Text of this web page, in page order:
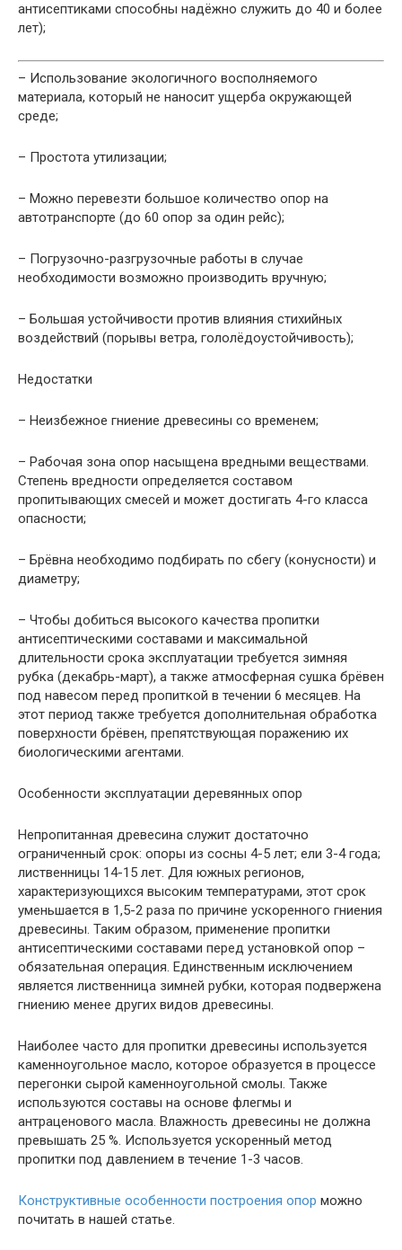
антисептиками способны надёжно служить до 40 и более
лет);
– Использование экологичного восполняемого
материала, который не наносит ущерба окружающей
среде;
– Простота утилизации;
– Можно перевезти большое количество опор на
автотранспорте (до 60 опор за один рейс);
– Погрузочно-разгрузочные работы в случае
необходимости возможно производить вручную;
– Большая устойчивости против влияния стихийных
воздействий (порывы ветра, гололёдоустойчивость);
Недостатки
– Неизбежное гниение древесины со временем;
– Рабочая зона опор насыщена вредными веществами.
Степень вредности определяется составом
пропитывающих смесей и может достигать 4-го класса
опасности;
– Брёвна необходимо подбирать по сбегу (конусности) и
диаметру;
– Чтобы добиться высокого качества пропитки
антисептическими составами и максимальной
длительности срока эксплуатации требуется зимняя
рубка (декабрь-март), а также атмосферная сушка брёвен
под навесом перед пропиткой в течении 6 месяцев. На
этот период также требуется дополнительная обработка
поверхности брёвен, препятствующая поражению их
биологическими агентами.
Особенности эксплуатации деревянных опор
Непропитанная древесина служит достаточно
ограниченный срок: опоры из сосны 4-5 лет; ели 3-4 года;
лиственницы 14-15 лет. Для южных регионов,
характеризующихся высоким температурами, этот срок
уменьшается в 1,5-2 раза по причине ускоренного гниения
древесины. Таким образом, применение пропитки
антисептическими составами перед установкой опор –
обязательная операция. Единственным исключением
является лиственница зимней рубки, которая подвержена
гниению менее других видов древесины.
Наиболее часто для пропитки древесины используется
каменноугольное масло, которое образуется в процессе
перегонки сырой каменноугольной смолы. Также
используются составы на основе флегмы и
антраценового масла. Влажность древесины не должна
превышать 25 %. Используется ускоренный метод
пропитки под давлением в течение 1-3 часов.
Конструктивные особенности построения опор можно
почитать в нашей статье.